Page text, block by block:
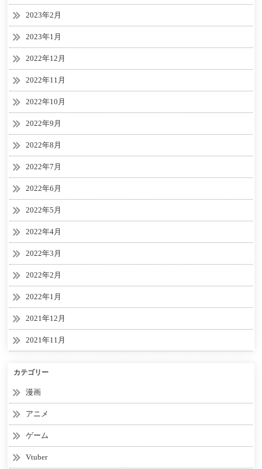
2023年2月
2023年1月
2022年12月
2022年11月
2022年10月
2022年9月
2022年8月
2022年7月
2022年6月
2022年5月
2022年4月
2022年3月
2022年2月
2022年1月
2021年12月
2021年11月
カテゴリー
漫画
アニメ
ゲーム
Vtuber